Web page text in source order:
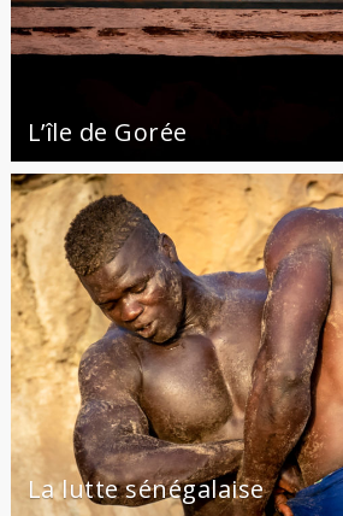
L’île de Gorée
La lutte sénégalaise